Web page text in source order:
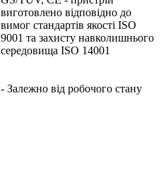
виготовлено відповідно до
вимог стандартів якості ISO
9001 та захисту навколишнього
середовища ISO 14001
- Залежно від робочого стану